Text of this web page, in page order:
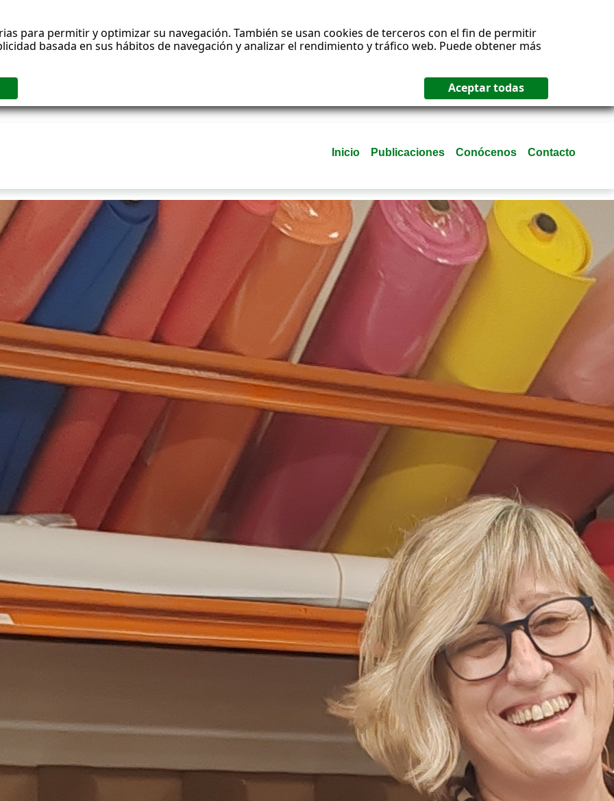
para permitir y optimizar su navegación. También se usan cookies de terceros con el fin de permitir
basada en sus hábitos de navegación y analizar el rendimiento y tráfico web. Puede obtener más
Inicio Publicaciones Conócenos Contacto